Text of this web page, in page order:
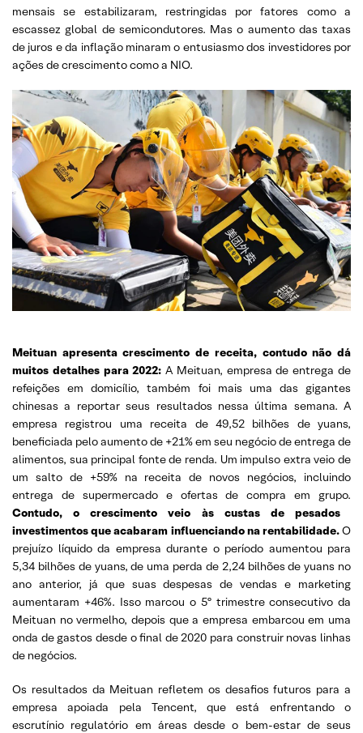
mensais se estabilizaram, restringidas por fatores como a
escassez global de semicondutores. Mas o aumento das taxas
de juros e da inflação minaram o entusiasmo dos investidores por
ações de crescimento como a NIO.
Meituan apresenta crescimento de receita, contudo não dá
muitos detalhes para 2022: A Meituan, empresa de entrega de
refeições em domicílio, também foi mais uma das gigantes
chinesas a reportar seus resultados nessa última semana. A
empresa registrou uma receita de 49,52 bilhões de yuans,
beneficiada pelo aumento de +21% em seu negócio de entrega de
alimentos, sua principal fonte de renda. Um impulso extra veio de
um salto de +59% na receita de novos negócios, incluindo
entrega de supermercado e ofertas de compra em grupo.
Contudo, o crescimento veio às custas de pesados ​​
investimentos que acabaram influenciando na rentabilidade.O
prejuízo líquido da empresa durante o período aumentou para
5,34 bilhões de yuans, de uma perda de 2,24 bilhões de yuans no
ano anterior, já que suas despesas de vendas e marketing
aumentaram +46%. Isso marcou o 5º trimestre consecutivo da
Meituan no vermelho, depois que a empresa embarcou em uma
onda de gastos desde o final de 2020 para construir novas linhas
de negócios.
Os resultados da Meituan refletem os desafios futuros para a
empresa apoiada pela Tencent, que está enfrentando o
escrutínio regulatório em áreas desde o bem-estar de seus